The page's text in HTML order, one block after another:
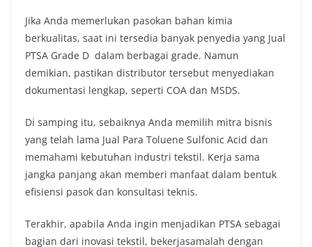
Jika Anda memerlukan pasokan bahan kimia
berkualitas, saat ini tersedia banyak penyedia yang Jual
PTSA Grade D dalam berbagai grade. Namun
demikian, pastikan distributor tersebut menyediakan
dokumentasi lengkap, seperti COA dan MSDS.
Di samping itu, sebaiknya Anda memilih mitra bisnis
yang telah lama Jual Para Toluene Sulfonic Acid dan
memahami kebutuhan industri tekstil. Kerja sama
jangka panjang akan memberi manfaat dalam bentuk
efisiensi pasok dan konsultasi teknis.
Terakhir, apabila Anda ingin menjadikan PTSA sebagai
bagian dari inovasi tekstil, bekerjasamalah dengan